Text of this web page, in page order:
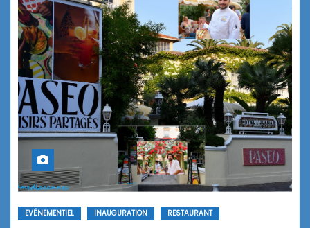
EVÉNEMENTIEL INAUGURATION RESTAURANT